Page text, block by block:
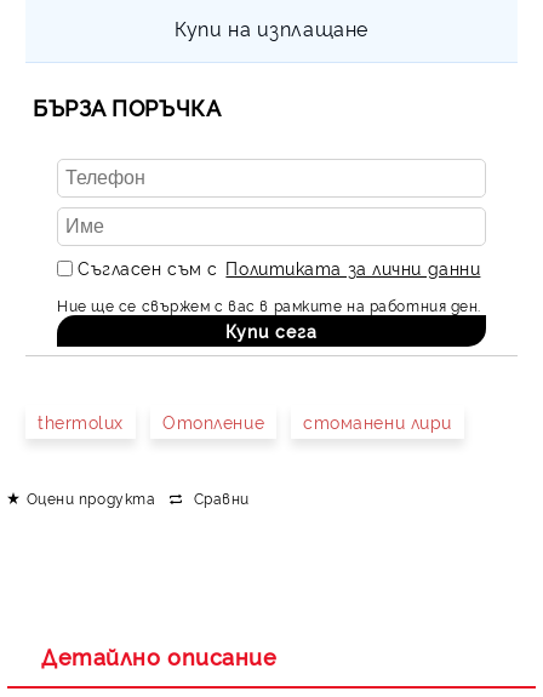
Купи на изплащане
БЪРЗА ПОРЪЧКА
Съгласен съм с Политиката за лични данни
Ние ще се свържем с вас в рамките на работния ден.
thermolux Отопление стоманени лири
Оцени продукта Сравни
Детайлно описание